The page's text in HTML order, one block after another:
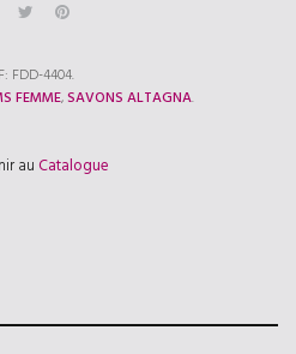
FDD-4404.
FEMME,SAVONS ALTAGNA.
auCatalogue